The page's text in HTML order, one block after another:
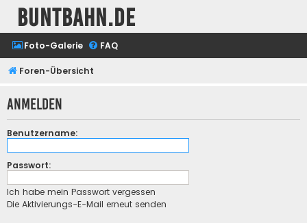
buntbahn.de
Foto-Galerie FAQ
Foren-Übersicht
Anmelden
Benutzername:
Passwort:
Ich habe mein Passwort vergessen
Die Aktivierungs-E-Mail erneut senden